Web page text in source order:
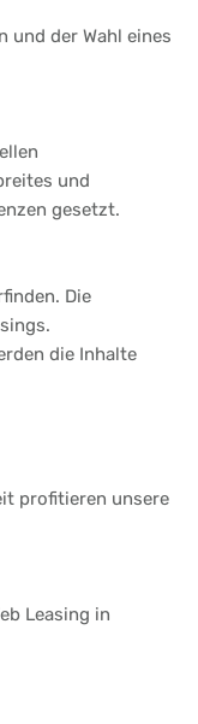
und der Wahl eines
und
gesetzt.
Die
die Inhalte
profitieren unsere
Leasing in